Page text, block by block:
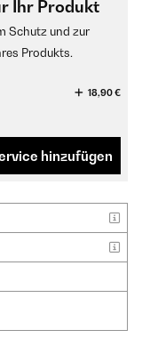
Ihr Produkt
Schutz und zur
Produkts.
18,90 €
hinzufügen